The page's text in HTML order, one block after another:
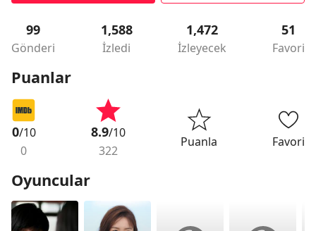
99
Gönderi
1,588
İzledi
1,472
İzleyecek
51
Favori
Puanlar
0/10
0
8.9/10
322
Puanla Favori
Oyuncular